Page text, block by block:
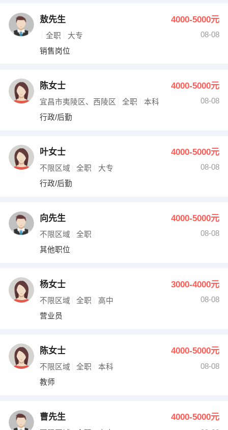
敖先生 4000-5000元
全职 大专
08-08
销售岗位
陈女士 4000-5000元
宜昌市夷陵区、西陵区 全职 本科
08-08
行政/后勤
叶女士 4000-5000元
不限区域 全职 大专
08-08
行政/后勤
向先生 4000-5000元
不限区域 全职
08-08
其他职位
杨女士 3000-4000元
不限区域 全职 高中
08-08
营业员
陈女士 4000-5000元
不限区域 全职 本科
08-08
教师
曹先生 4000-5000元